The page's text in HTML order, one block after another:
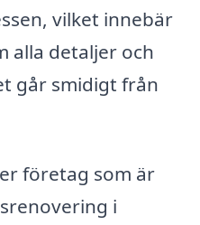
vilket innebär
alla detaljer och
går smidigt från
företag som är
i